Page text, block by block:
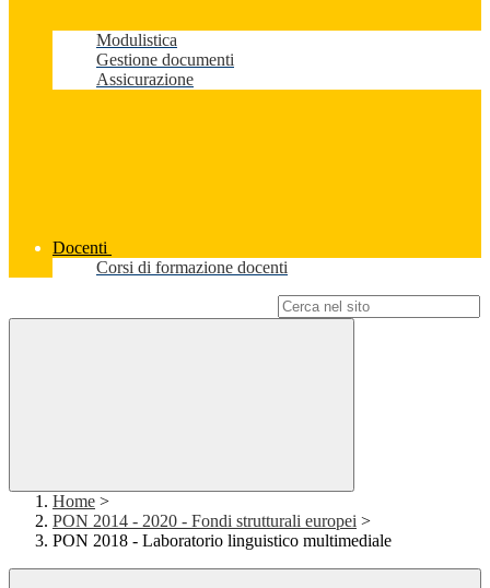
Modulistica
Gestione documenti
Assicurazione
Docenti
Corsi di formazione docenti
Home >
PON 2014 - 2020 - Fondi strutturali europei >
PON 2018 - Laboratorio linguistico multimediale